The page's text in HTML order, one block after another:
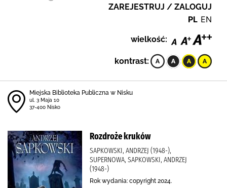
ZAREJESTRUJ / ZALOGUJ
PL EN
wielkość:
kontrast:
Miejska Biblioteka Publiczna w Nisku
ul. 3 Maja 10
37-400 Nisko
Rozdroże kruków
SAPKOWSKI, ANDRZEJ (1948-),
SUPERNOWA, SAPKOWSKI, ANDRZEJ
(1948-)
Rok wydania: copyright 2024.